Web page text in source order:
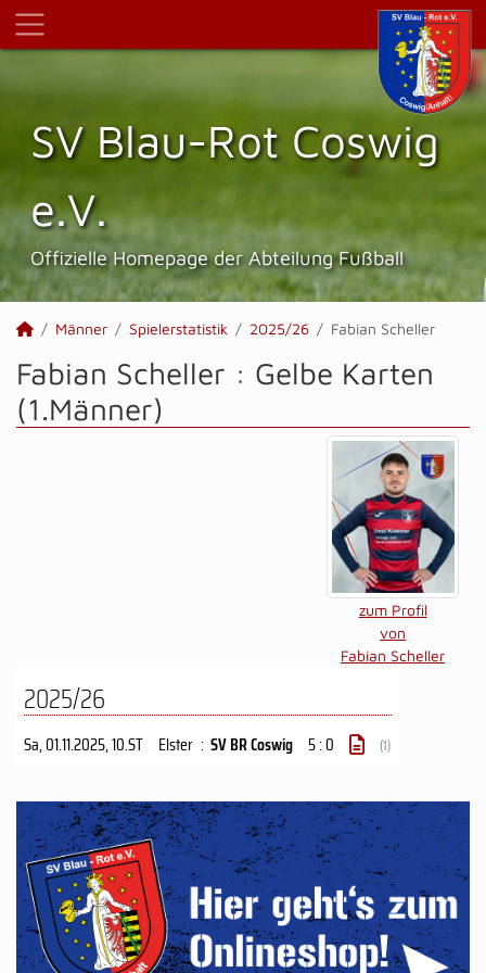
SV Blau-Rot Coswig
e.V.
Offizielle Homepage der Abteilung Fußball
Männer Spielerstatistik 2025/26 Fabian Scheller
Fabian Scheller : Gelbe Karten
(1.Männer)
zum Profil
von
Fabian Scheller
2025/26
Sa, 01.11.2025, 10.ST Elster : SV BR Coswig 5 : 0 (1)